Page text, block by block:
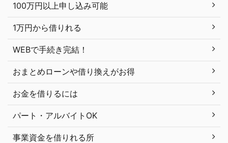
100万円以上申し込み可能
1万円から借りれる
WEBで手続き完結！
おまとめローンや借り換えがお得
お金を借りるには
パート・アルバイトOK
事業資金を借りれる所